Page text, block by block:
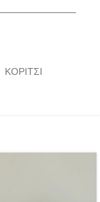
ΚΟΡΙΤΣΙ